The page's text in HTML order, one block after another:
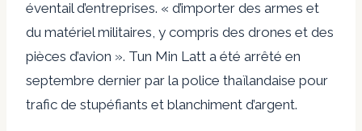
éventail d’entreprises. « d’importer des armes et
du matériel militaires, y compris des drones et des
pièces d’avion ». Tun Min Latt a été arrêté en
septembre dernier par la police thaïlandaise pour
trafic de stupéfiants et blanchiment d’argent.